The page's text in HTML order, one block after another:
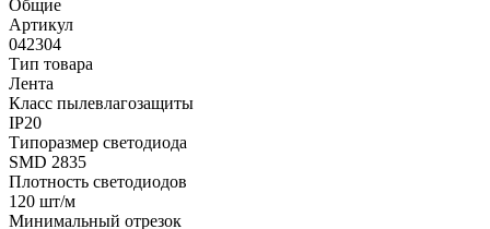
Общие
Артикул
042304
Тип товара
Лента
Класс пылевлагозащиты
IP20
Типоразмер светодиода
SMD 2835
Плотность светодиодов
120 шт/м
Минимальный отрезок